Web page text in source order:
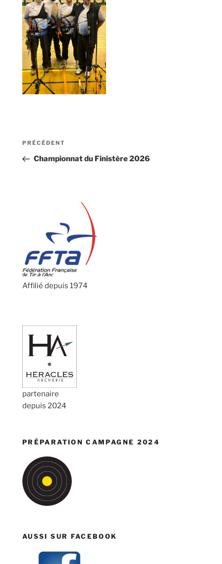
Navigation
l’article
Article
précédent
PRÉCÉDENT
Championnat du Finistère 2026
Affilié depuis 1974
partenaire
depuis 2024
PRÉPARATION CAMPAGNE 2024
AUSSI SUR FACEBOOK